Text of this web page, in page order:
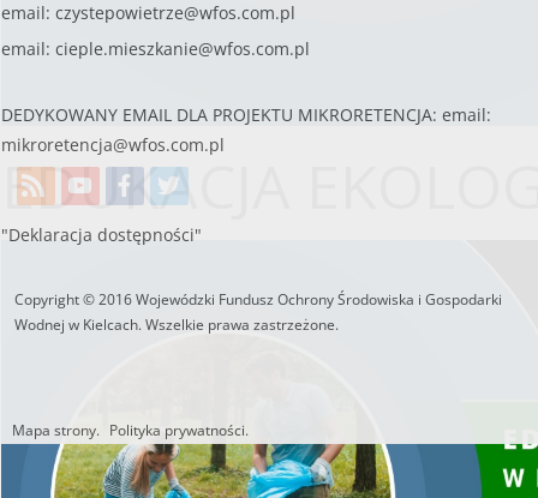
EDUKACJA
email: czystepowietrze@wfos.com.pl
email: cieple.mieszkanie@wfos.com.pl
DEDYKOWANY EMAIL DLA PROJEKTU MIKRORETENCJA: email:
mikroretencja@wfos.com.pl
"Deklaracja dostępności"
Copyright © 2016 Wojewódzki Fundusz Ochrony Środowiska i Gospodarki
Wodnej w Kielcach. Wszelkie prawa zastrzeżone.
Mapa strony. Polityka prywatności.
Utworzono przez W.S.ds.ITM & P